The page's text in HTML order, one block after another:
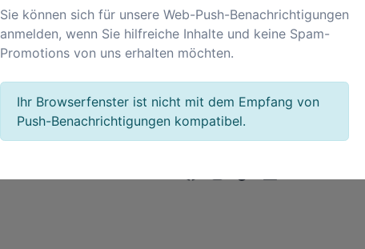
Sie können sich für unsere Web-Push-Benachrichtigungen
anmelden, wenn Sie hilfreiche Inhalte und keine Spam-
Promotions von uns erhalten möchten.
Ihr Browserfenster ist nicht mit dem Empfang von
Push-Benachrichtigungen kompatibel.